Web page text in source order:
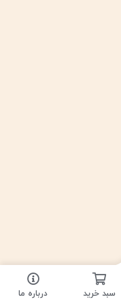
درباره ما سبد خرید